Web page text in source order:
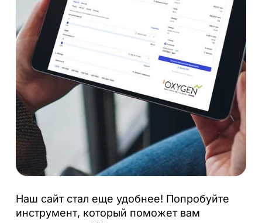
Наш сайт стал еще удобнее! Попробуйте
инструмент, который поможет вам